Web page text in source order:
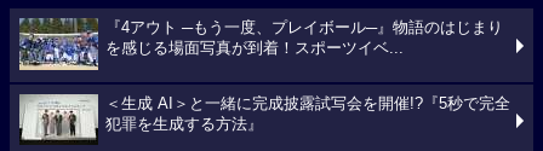
『4アウト ─もう一度、プレイボール─』物語のはじまり
を感じる場面写真が到着！スポーツイベ...
＜生成 AI＞と一緒に完成披露試写会を開催!?『5秒で完全
犯罪を生成する方法』